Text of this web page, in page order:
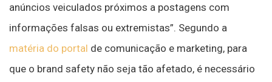
anúncios veiculados próximos a postagens com
informações falsas ou extremistas”. Segundo a
matéria do portal de comunicação e marketing, para
que o brand safety não seja tão afetado, é necessário